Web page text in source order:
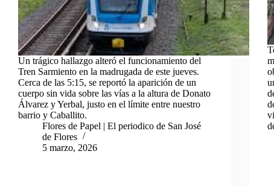
Un trágico hallazgo alteró el funcionamiento del
Tren Sarmiento en la madrugada de este jueves.
Cerca de las 5:15, se reportó la aparición de un
cuerpo sin vida sobre las vías a la altura de Donato
Álvarez y Yerbal, justo en el límite entre nuestro
barrio y Caballito.
Flores de Papel | El periodico de San José
de Flores
5 marzo, 2026